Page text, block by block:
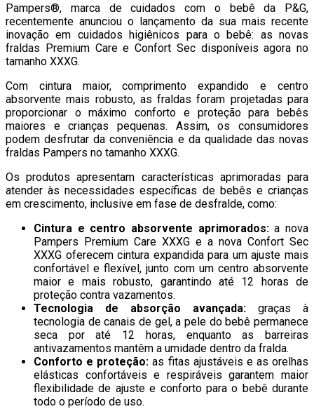
Pampers®, marca de cuidados com o bebê da P&G,
recentemente anunciou o lançamento da sua mais recente
inovação em cuidados higiênicos para o bebê: as novas
fraldas Premium Care e Confort Sec disponíveis agora no
tamanho XXXG.
Com cintura maior, comprimento expandido e centro
absorvente mais robusto, as fraldas foram projetadas para
proporcionar o máximo conforto e proteção para bebês
maiores e crianças pequenas. Assim, os consumidores
podem desfrutar da conveniência e da qualidade das novas
fraldas Pampers no tamanho XXXG.
Os produtos apresentam características aprimoradas para
atender às necessidades específicas de bebês e crianças
em crescimento, inclusive em fase de desfralde, como:
Cintura e centro absorvente aprimorados:a nova
Pampers Premium Care XXXG e a nova Confort Sec
XXXG oferecem cintura expandida para um ajuste mais
confortável e flexível, junto com um centro absorvente
maior e mais robusto, garantindo até 12 horas de
proteção contra vazamentos.
Tecnologia de absorção avançada: graças à
tecnologia de canais de gel, a pele do bebê permanece
seca por até 12 horas, enquanto as barreiras
antivazamentos mantêm a umidade dentro da fralda.
Conforto e proteção: as fitas ajustáveis e as orelhas
elásticas confortáveis e respiráveis garantem maior
flexibilidade de ajuste e conforto para o bebê durante
todo o período de uso.